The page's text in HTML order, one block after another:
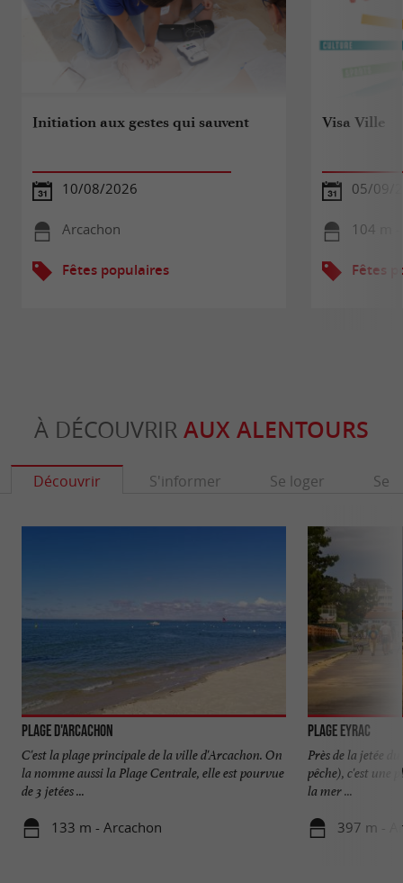
Initiation aux gestes qui sauvent
10/08/2026
Arcachon
Fêtes populaires
Visa Ville
05/09/
104 m
Fêtes
À DÉCOUVRIR AUX ALENTOURS
Découvrir S'informer Se loger Se
Plage d'Arcachon
C'est la plage principale de la ville d'Arcachon. On
la nomme aussi la Plage Centrale, elle est pourvue
de 3 jetées ...
133 m - Arcachon
Plage Eyrac
Près de la jetée
pêche), c'est une
la mer ...
397 m -